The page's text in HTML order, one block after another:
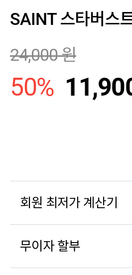
SAINT 스타버스
24,000원
50%
회원 최저가 계산기
무이자 할부